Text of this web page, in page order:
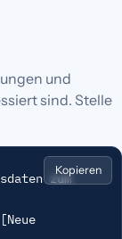
und
sind. Stelle
Kopieren
zum